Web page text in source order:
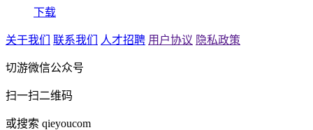
下载
关于我们 联系我们 人才招聘 用户协议 隐私政策
切游微信公众号
扫一扫二维码
或搜索 qieyoucom